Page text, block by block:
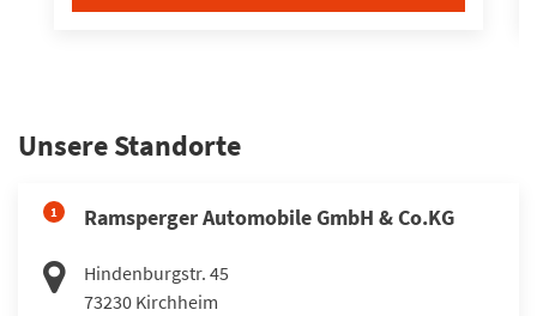
Unsere Standorte
1 Ramsperger Automobile GmbH & Co.KG
Hindenburgstr. 45
73230 Kirchheim